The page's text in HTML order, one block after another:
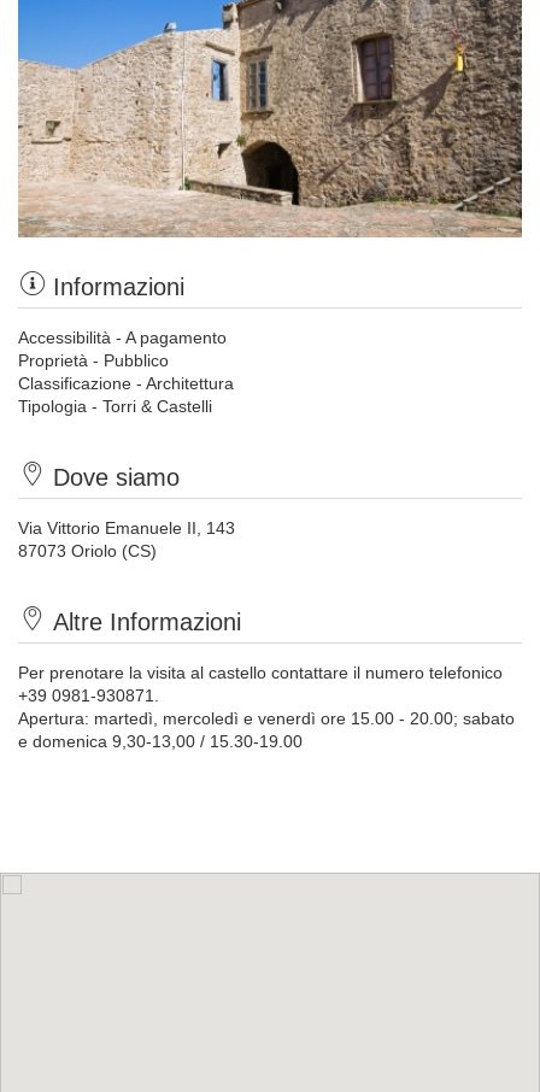
Informazioni
Accessibilità - A pagamento
Proprietà - Pubblico
Classificazione - Architettura
Tipologia - Torri & Castelli
Dove siamo
Via Vittorio Emanuele II, 143
87073 Oriolo (CS)
Altre Informazioni
Per prenotare la visita al castello contattare il numero telefonico
+39 0981-930871.
Apertura: martedì, mercoledì e venerdì ore 15.00 - 20.00; sabato
e domenica 9,30-13,00 / 15.30-19.00